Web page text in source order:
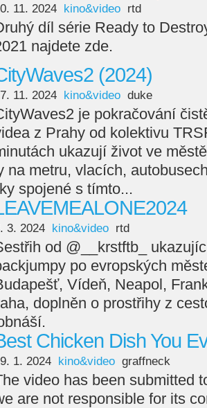
11. 2024 kino&video rtd
díl série Ready to
najdete zde.
(2024)
11. 2024 kino&video duke
je pokračování
z Prahy od kolektivu
ukazují život ve
na metru, vlacích,
spojené s tímto...
3. 2024 kino&video rtd
od @__krstftb_
po evropských
Vídeň, Neapol,
doplněn o prostřihy z
Chicken Dish You
1. 2024 kino&video graffneck
video has been submitted
are not responsible for its